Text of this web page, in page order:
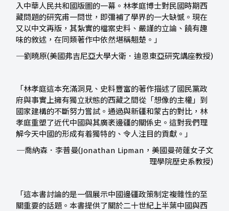
入中華人民共和國版圖的一幕。林孝庭博士對民國時期西
藏問題的研究甫一問世，即彌補了學界的一大缺憾。現在
又以中文再版，其紮實的檔案史料、嚴謹的立論、饒有趣
味的敘述，在同類著作中依然堪稱翹楚。」
─劉曉原(美國弗吉尼亞大學大衛．迪恩東亞研究講座教授)
「林孝庭這本充滿洞見、史料豐富的著作描述了國民黨政
府與事實上擁有獨立狀態的西藏之間從「想像的主權」到
國家建構的不斷努力嘗試。通過與新疆和蒙古的對比，林
孝庭重塑了近代中國與其廣袤邊疆的關係史。這對我們理
解今天中國的形成有着獨特的、令人注目的貢獻。」
─喬納森．李普曼(Jonathan Lipman，美國曼荷蓮女子文
理學院歷史系教授)
「這本書討論的是一個展示中國邊疆政策制定複雜性的至
關重要的話題。本書提供了關於二十世紀上半葉中國與西